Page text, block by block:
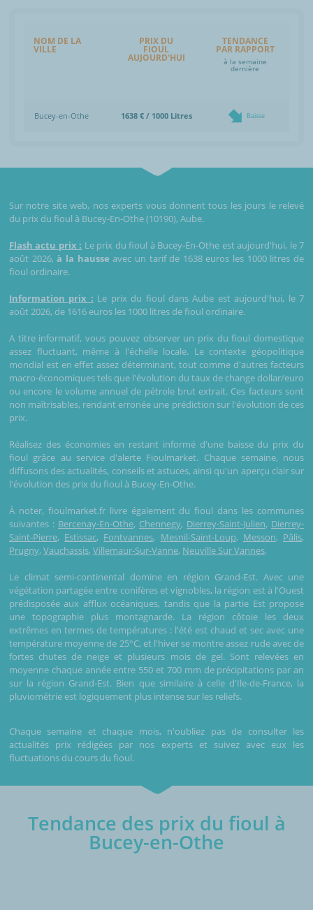
NOM DE LA
VILLE
PRIX DU
FIOUL
AUJOURD'HUI
TENDANCE
PAR RAPPORT
à la semaine
dernière
Bucey-en-Othe 1638 € / 1000 Litres Baisse
Sur notre site web, nos experts vous donnent tous les jours le relevé
du prix du fioul à Bucey-En-Othe (10190), Aube.
Flash actu prix : Le prix du fioul à Bucey-En-Othe est aujourd'hui, le 7
août 2026,à la hausse avec un tarif de 1638 euros les 1000 litres de
fioul ordinaire.
Information prix : Le prix du fioul dans Aube est aujourd'hui, le 7
août 2026, de 1616 euros les 1000 litres de fioul ordinaire.
A titre informatif, vous pouvez observer un prix du fioul domestique
assez fluctuant, même à l'échelle locale. Le contexte géopolitique
mondial est en effet assez déterminant, tout comme d'autres facteurs
macro-économiques tels que l'évolution du taux de change dollar/euro
ou encore le volume annuel de pétrole brut extrait. Ces facteurs sont
non maîtrisables, rendant erronée une prédiction sur l'évolution de ces
prix.
Réalisez des économies en restant informé d'une baisse du prix du
fioul grâce au service d'alerte Fioulmarket. Chaque semaine, nous
diffusons des actualités, conseils et astuces, ainsi qu'un aperçu clair sur
l'évolution des prix du fioul à Bucey-En-Othe.
À noter, fioulmarket.fr livre également du fioul dans les communes
suivantes : Bercenay-En-Othe, Chennegy, Dierrey-Saint-Julien, Dierrey-
Saint-Pierre, Estissac, Fontvannes, Mesnil-Saint-Loup, Messon, Pâlis,
Prugny, Vauchassis, Villemaur-Sur-Vanne, Neuville Sur Vannes.
Le climat semi-continental domine en région Grand-Est. Avec une
végétation partagée entre conifères et vignobles, la région est à l'Ouest
prédisposée aux afflux océaniques, tandis que la partie Est propose
une topographie plus montagnarde. La région côtoie les deux
extrêmes en termes de températures : l'été est chaud et sec avec une
température moyenne de 25°C, et l'hiver se montre assez rude avec de
fortes chutes de neige et plusieurs mois de gel. Sont relevées en
moyenne chaque année entre 550 et 700 mm de précipitations par an
sur la région Grand-Est. Bien que similaire à celle d'Ile-de-France, la
pluviométrie est logiquement plus intense sur les reliefs.
Chaque semaine et chaque mois, n'oubliez pas de consulter les
actualités prix rédigées par nos experts et suivez avec eux les
fluctuations du cours du fioul.
Tendance des prix du fioul à
Bucey-en-Othe